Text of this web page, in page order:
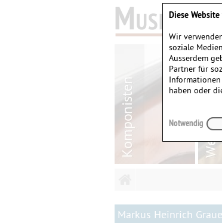
Markus Heinrich
Diese
Wir
soziale
Ausserdem
Partner für
haben oder
Notwendig